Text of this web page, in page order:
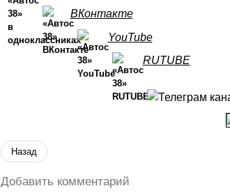
ВКонтакте
YouTube
RUTUBE
Назад
Добавить комментарий